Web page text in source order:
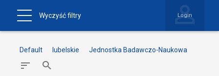
Wyczyść filtry Login
Default lubelskie Jednostka Badawczo-Naukowa